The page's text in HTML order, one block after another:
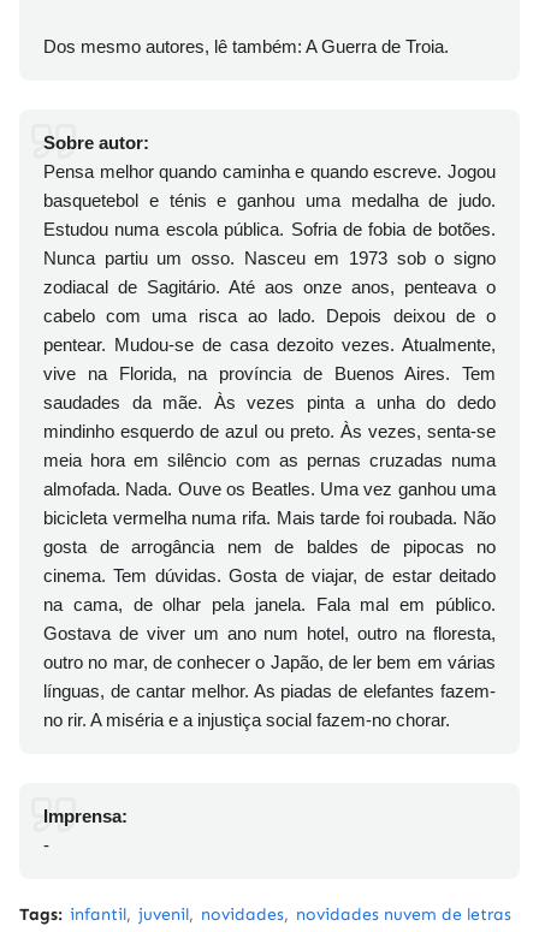
Dos mesmo autores, lê também: A Guerra de Troia.
Sobre autor:
Pensa melhor quando caminha e quando escreve. Jogou
basquetebol e ténis e ganhou uma medalha de judo.
Estudou numa escola pública. Sofria de fobia de botões.
Nunca partiu um osso. Nasceu em 1973 sob o signo
zodiacal de Sagitário. Até aos onze anos, penteava o
cabelo com uma risca ao lado. Depois deixou de o
pentear. Mudou-se de casa dezoito vezes. Atualmente,
vive na Florida, na província de Buenos Aires. Tem
saudades da mãe. Às vezes pinta a unha do dedo
mindinho esquerdo de azul ou preto. Às vezes, senta-se
meia hora em silêncio com as pernas cruzadas numa
almofada. Nada. Ouve os Beatles. Uma vez ganhou uma
bicicleta vermelha numa rifa. Mais tarde foi roubada. Não
gosta de arrogância nem de baldes de pipocas no
cinema. Tem dúvidas. Gosta de viajar, de estar deitado
na cama, de olhar pela janela. Fala mal em público.
Gostava de viver um ano num hotel, outro na floresta,
outro no mar, de conhecer o Japão, de ler bem em várias
línguas, de cantar melhor. As piadas de elefantes fazem-
no rir. A miséria e a injustiça social fazem-no chorar.
Imprensa:
-
Tags: infantil juvenil novidades novidades nuvem de letras